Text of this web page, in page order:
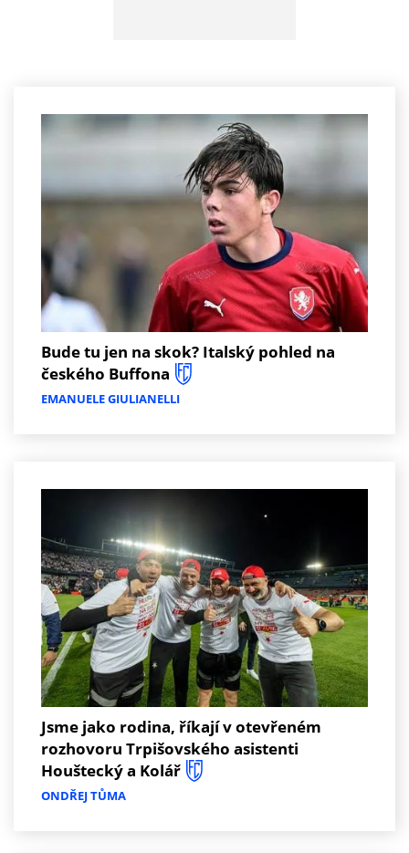
Bude tu jen na skok? Italský pohled na
českého Buffona
EMANUELE GIULIANELLI
Jsme jako rodina, říkají v otevřeném
rozhovoru Trpišovského asistenti
Houštecký a Kolář
ONDŘEJ TŮMA